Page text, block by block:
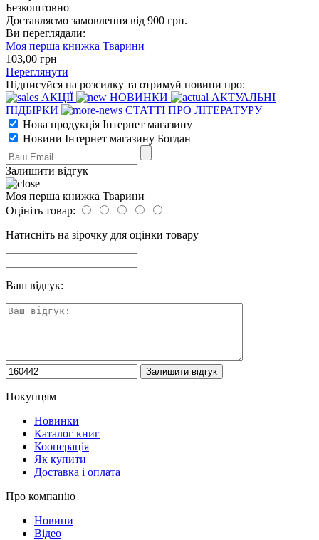
Безкоштовно
Доставляємо замовлення від 900 грн.
Ви переглядали:
Моя перша книжка Тварини
103,00 грн
Переглянути
Підписуйся на розсилку та отримуй новини про:
АКЦІЇ
НОВИНКИ
АКТУАЛЬНІ
ПІДБІРКИ
СТАТТІ ПРО ЛІТЕРАТУРУ
Нова продукція Інтернет магазину
Новини Інтернет магазину Богдан
Залишити відгук
Моя перша книжка Тварини
Оцініть товар:
Натисніть на зірочку для оцінки товару
Ваш відгук:
Покупцям
Новинки
Каталог книг
Кооперація
Як купити
Доставка і оплата
Про компанію
Новини
Відео